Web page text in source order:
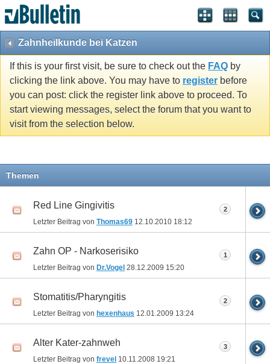
Zahnheilkunde bei Katzen
If this is your first visit, be sure to check out the FAQ by
clicking the link above. You may have to register before
you can post: click the register link above to proceed. To
start viewing messages, select the forum that you want to
visit from the selection below.
Themen
Red Line Gingivitis
Letzter Beitrag von Thomas69 12.10.2010 18:12
2
Zahn OP - Narkoserisiko
Letzter Beitrag von Dr.Vogel 28.12.2009 15:20
1
Stomatitis/Pharyngitis
Letzter Beitrag von hexenhaus 12.01.2009 13:24
2
Alter Kater-zahnweh
Letzter Beitrag von frevel 10.11.2008 19:21
3